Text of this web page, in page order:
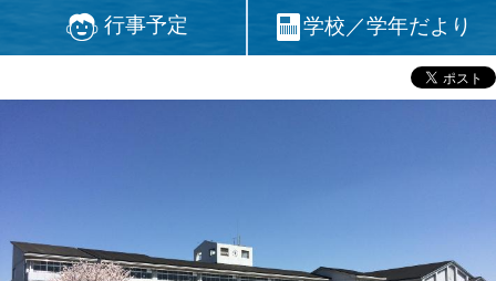
行事予定 学校／学年だより